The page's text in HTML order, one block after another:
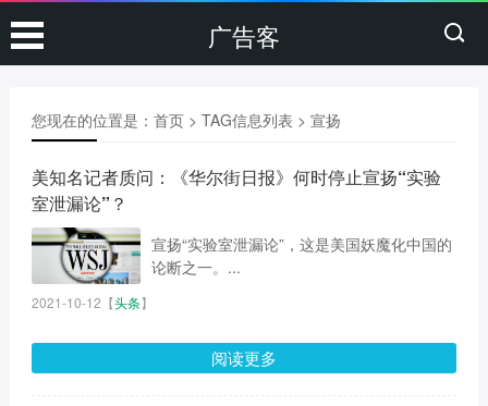
广告客
您现在的位置是： 首页> TAG信息列表 > 宣扬
美知名记者质问：《华尔街日报》何时停止宣扬“实验
室泄漏论”？
宣扬“实验室泄漏论”，这是美国妖魔化中国的
论断之一。...
2021-10-12 【头条】
阅读更多